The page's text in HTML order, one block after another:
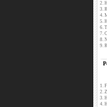
2.
3.
4.
5.
6.
7.
8.
9.
1.
2.
3.
4.